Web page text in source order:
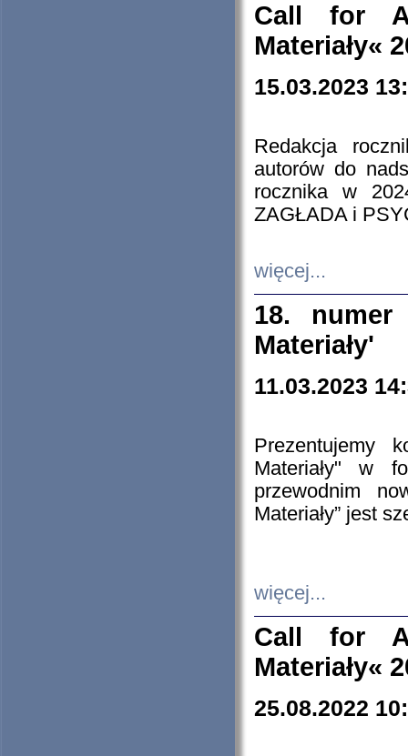
Call for
Materiały«
15.03.2023
Redakcja
autorów do
rocznika w
ZAGŁADA i
więcej...
18. numer
Materiały'
11.03.2023
Prezentujemy
Materiały" w
przewodnim
Materiały” jest
więcej...
Call for
Materiały«
25.08.2022